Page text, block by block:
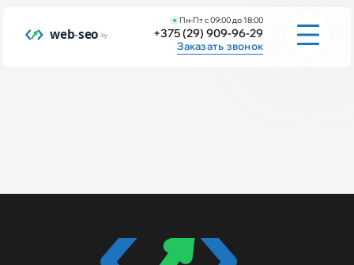
Пн-Пт с 09:00 до 18:00
+375 (29) 909-96-29
Заказать звонок
Модули / Плагины